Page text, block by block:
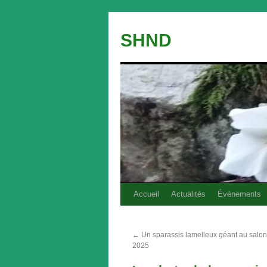
contenu
SHND
Accueil Actualités Évènements
← Un sparassis lamelleux géant au
2025